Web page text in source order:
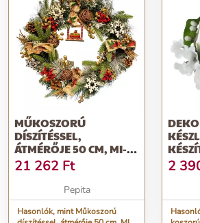
MŰKOSZORÚ
DÍSZÍTÉSSEL,
ÁTMÉRŐJE 50 CM, MI-
189
21 262 Ft
Pepita
Hasonlók, mint Műkoszorú
2